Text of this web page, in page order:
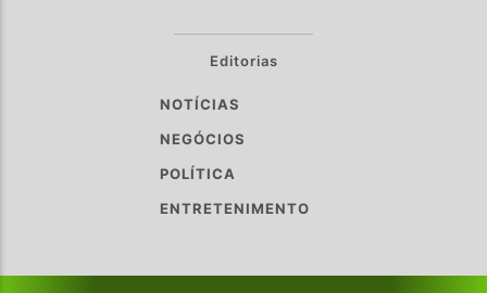
Editorias
NOTÍCIAS
NEGÓCIOS
POLÍTICA
ENTRETENIMENTO